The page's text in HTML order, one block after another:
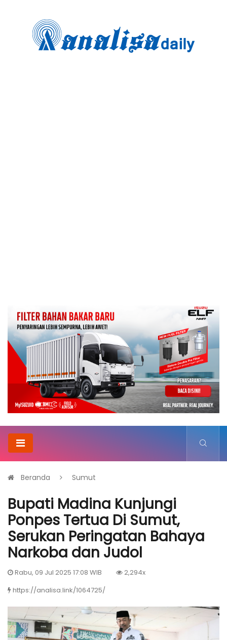
Beranda Sumut
Bupati Madina Kunjungi
Ponpes Tertua Di Sumut,
Serukan Peringatan Bahaya
Narkoba dan Judol
Rabu, 09 Jul 2025 17:08 WIB
2,294x
https://analisa.link/1064725/